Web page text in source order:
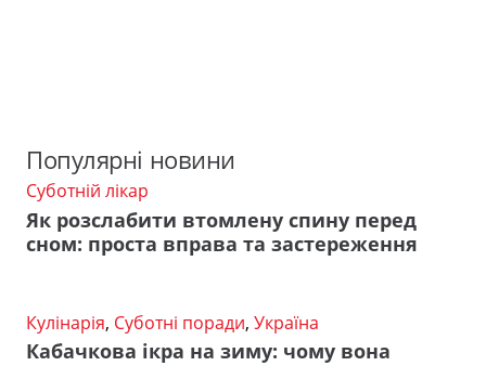
Популярні новини
Суботній лікар
Як розслабити втомлену спину перед
сном: проста вправа та застереження
Кулінарія, Суботні поради, Україна
Кабачкова ікра на зиму: чому вона